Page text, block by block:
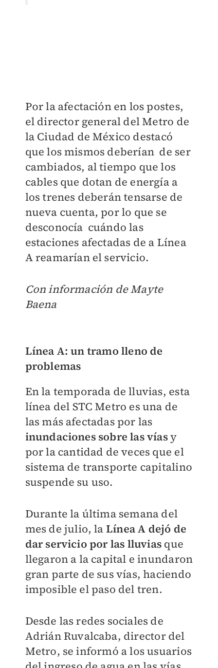
​Por la afectación en los postes,
el director general del Metro de
la Ciudad de México destacó
que los mismos deberían de ser
cambiados, al tiempo que los
cables que dotan de energía a
los trenes deberán tensarse de
nueva cuenta, por lo que se
desconocía cuándo las
estaciones afectadas de a Línea
A reamarían el servicio.
Con información de Mayte
Baena
Línea A: un tramo lleno de
problemas
En la temporada de lluvias, esta
línea del STC Metro es una de
las más afectadas por las
inundaciones sobre las víasy
por la cantidad de veces que el
sistema de transporte capitalino
suspende su uso.
Durante la última semana del
mes de julio, la Línea A dejó de
dar servicio por las lluvias que
llegaron a la capital e inundaron
gran parte de sus vías, haciendo
imposible el paso del tren.
Desde las redes sociales de
Adrián Ruvalcaba, director del
Metro, se informó a los usuarios